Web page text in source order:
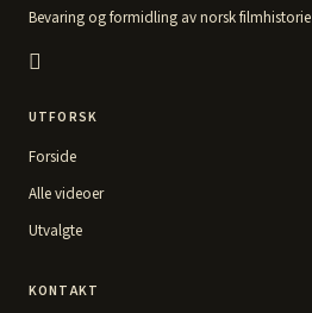
Bevaring og formidling av norsk filmhistorie
UTFORSK
Forside
Alle videoer
Utvalgte
KONTAKT